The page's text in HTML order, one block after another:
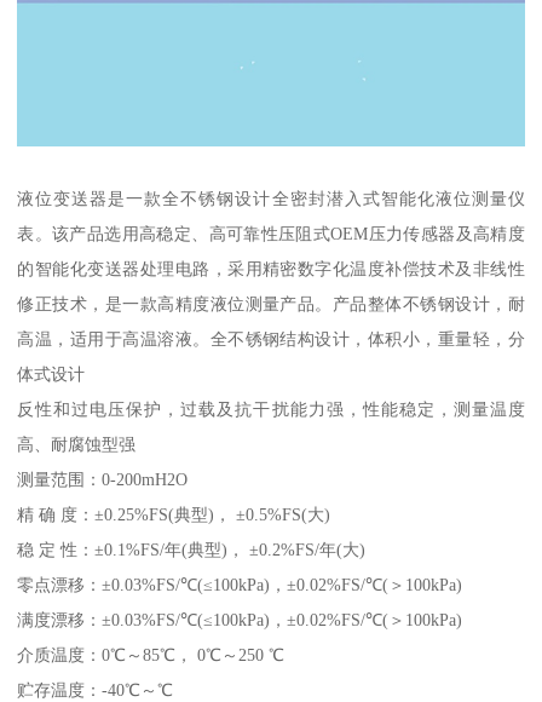
液位变送器是一款全不锈钢设计全密封潜入式智能化液位测量仪
表。该产品选用高稳定、高可靠性压阻式OEM压力传感器及高精度
的智能化变送器处理电路，采用精密数字化温度补偿技术及非线性
修正技术，是一款高精度液位测量产品。产品整体不锈钢设计，耐
高温，适用于高温溶液。全不锈钢结构设计，体积小，重量轻，分
体式设计
反性和过电压保护，过载及抗干扰能力强，性能稳定，测量温度
高、耐腐蚀型强
测量范围：0-200mH2O
精 确 度：±0.25%FS(典型)， ±0.5%FS(大)
稳 定 性：±0.1%FS/年(典型)， ±0.2%FS/年(大)
零点漂移：±0.03%FS/℃(≤100kPa)，±0.02%FS/℃(＞100kPa)
满度漂移：±0.03%FS/℃(≤100kPa)，±0.02%FS/℃(＞100kPa)
介质温度：0℃～85℃， 0℃～250 ℃
贮存温度：-40℃～℃